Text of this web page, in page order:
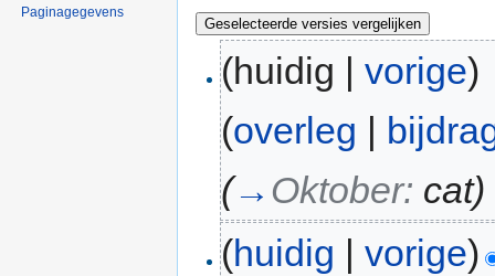
(huidig |vorige)
(overleg |
(→ Oktober: cat)
(huidig |vorige)
Paginagegevens